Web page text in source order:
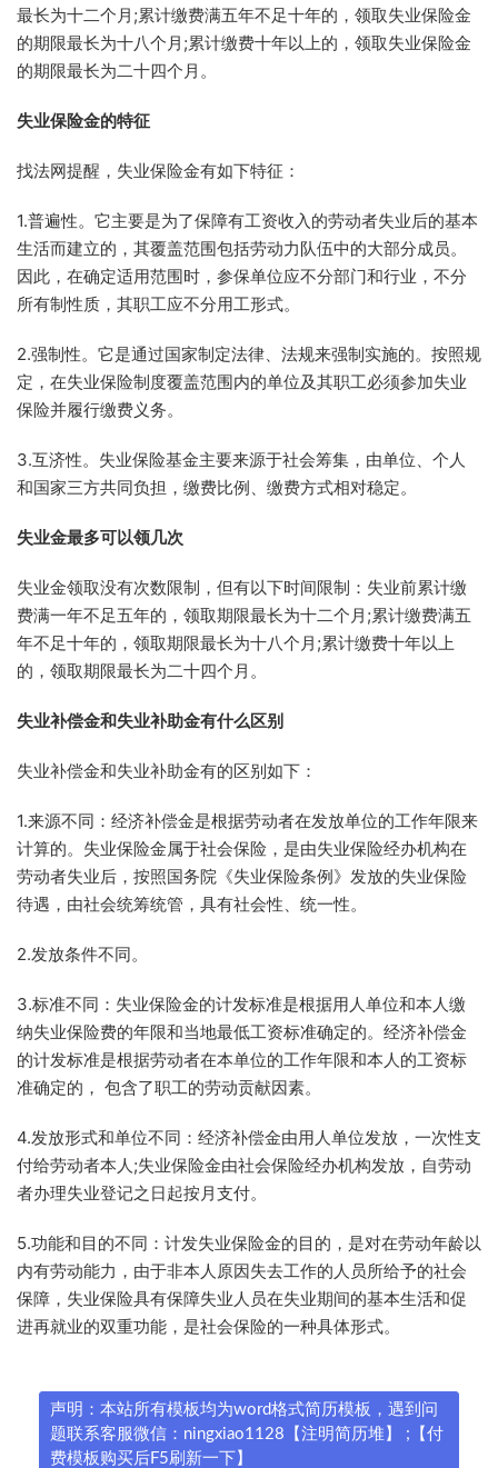
最长为十二个月;累计缴费满五年不足十年的，领取失业保险金
的期限最长为十八个月;累计缴费十年以上的，领取失业保险金
的期限最长为二十四个月。
失业保险金的特征
找法网提醒，失业保险金有如下特征：
1.普遍性。它主要是为了保障有工资收入的劳动者失业后的基本
生活而建立的，其覆盖范围包括劳动力队伍中的大部分成员。
因此，在确定适用范围时，参保单位应不分部门和行业，不分
所有制性质，其职工应不分用工形式。
2.强制性。它是通过国家制定法律、法规来强制实施的。按照规
定，在失业保险制度覆盖范围内的单位及其职工必须参加失业
保险并履行缴费义务。
3.互济性。失业保险基金主要来源于社会筹集，由单位、个人
和国家三方共同负担，缴费比例、缴费方式相对稳定。
失业金最多可以领几次
失业金领取没有次数限制，但有以下时间限制：失业前累计缴
费满一年不足五年的，领取期限最长为十二个月;累计缴费满五
年不足十年的，领取期限最长为十八个月;累计缴费十年以上
的，领取期限最长为二十四个月。
失业补偿金和失业补助金有什么区别
失业补偿金和失业补助金有的区别如下：
1.来源不同：经济补偿金是根据劳动者在发放单位的工作年限来
计算的。失业保险金属于社会保险，是由失业保险经办机构在
劳动者失业后，按照国务院《失业保险条例》发放的失业保险
待遇，由社会统筹统管，具有社会性、统一性。
2.发放条件不同。
3.标准不同：失业保险金的计发标准是根据用人单位和本人缴
纳失业保险费的年限和当地最低工资标准确定的。经济补偿金
的计发标准是根据劳动者在本单位的工作年限和本人的工资标
准确定的， 包含了职工的劳动贡献因素。
4.发放形式和单位不同：经济补偿金由用人单位发放，一次性支
付给劳动者本人;失业保险金由社会保险经办机构发放，自劳动
者办理失业登记之日起按月支付。
5.功能和目的不同：计发失业保险金的目的，是对在劳动年龄以
内有劳动能力，由于非本人原因失去工作的人员所给予的社会
保障，失业保险具有保障失业人员在失业期间的基本生活和促
进再就业的双重功能，是社会保险的一种具体形式。
声明：本站所有模板均为word格式简历模板，遇到问
题联系客服微信：ningxiao1128【注明简历堆】 ;【付
费模板购买后F5刷新一下】